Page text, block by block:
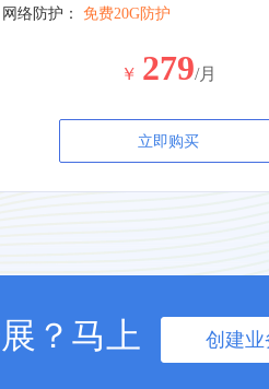
网络防护： 免费20G防护
￥ 279/月
立即购买
？马上 创建业